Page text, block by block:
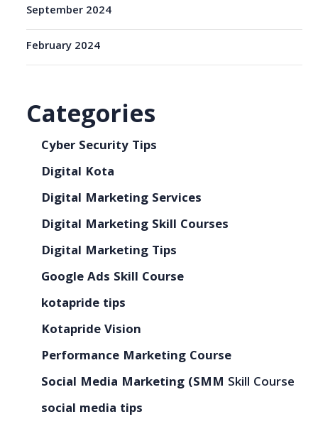
September 2024
February 2024
Categories
Cyber Security Tips
Digital Kota
Digital Marketing Services
Digital Marketing Skill Courses
Digital Marketing Tips
Google Ads Skill Course
kotapride tips
Kotapride Vision
Performance Marketing Course
Social Media Marketing (SMM Skill Course
social media tips